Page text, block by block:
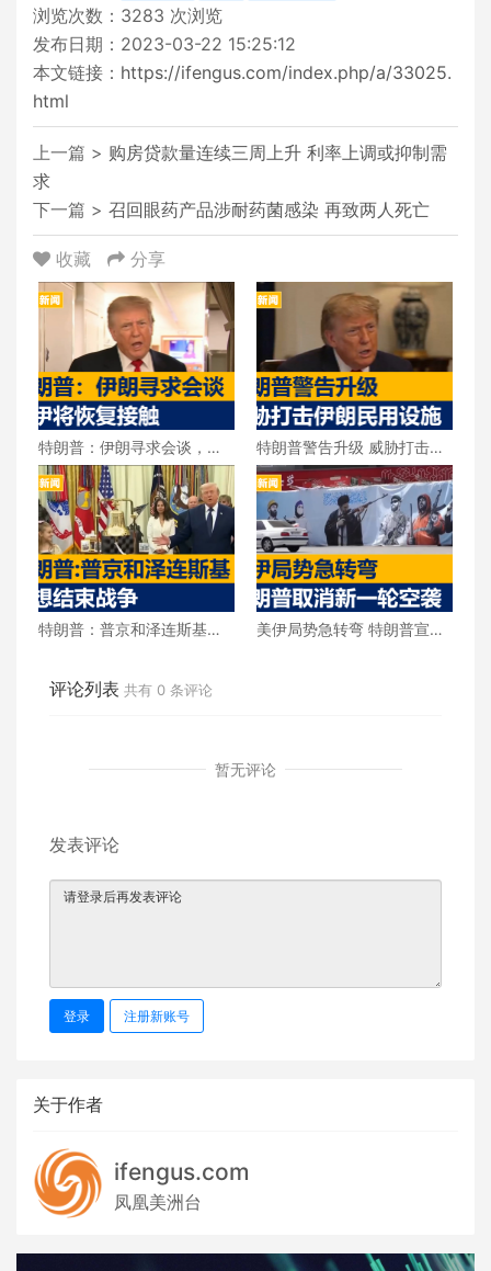
浏览次数： 3283 次浏览
发布日期：2023-03-22 15:25:12
本文链接： https://ifengus.com/index.php/a/33025.
html
上一篇 > 购房贷款量连续三周上升 利率上调或抑制需
求
下一篇 > 召回眼药产品涉耐药菌感染 再致两人死亡
收藏 分享
特朗普：伊朗寻求会谈，美
伊将恢复接触
特朗普警告升级 威胁打击伊
朗民用设施
特朗普：普京和泽连斯基都
美伊局势急转弯 特朗普宣布
评论列表 共有 0 条评论
暂无评论
发表评论
登录 注册新账号
关于作者
ifengus.com
凤凰美洲台